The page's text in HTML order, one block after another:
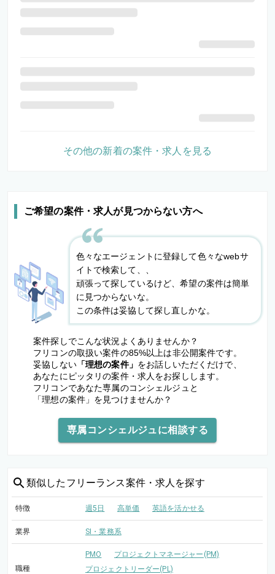
ご希望の案件・求人が見つからない方へ
色々なエージェントに登録して色々なwebサ
イトで検索して、、
頑張って探しているけど、希望の案件は簡単
に見つからないな。
この条件は妥協して探し直しかな。
案件探しでこんな状況よくありませんか？
フリコンの取扱い案件の85%以上は非公開案件です。
妥協しない「理想の案件」 をお話しいただくだけで、
あなたにピッタリの案件・求人をお探しします。
フリコンであなた専属のコンシェルジュと
「理想の案件」を見つけませんか？
専属コンシェルジュに相談する
類似した フリーランス案件・求人を探す
特徴 週5日 高単価 英語を活かせる
業界 SI・業務系
職種
PMO
プロジェクトマネージャー(PM)
プロジェクトリーダー(PL)
その他の新着の案件・求人を見る